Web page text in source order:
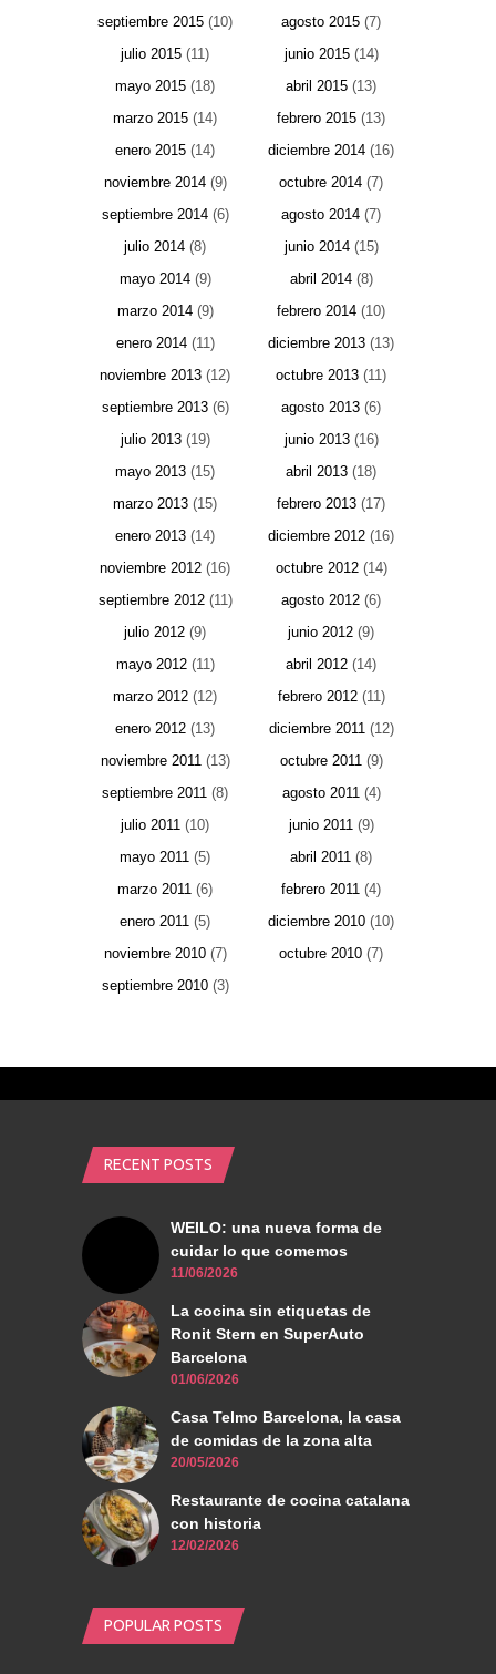
septiembre 2015 (10) agosto 2015 (7)
julio 2015 (11) junio 2015(14)
mayo 2015 (18) abril 2015 (13)
marzo 2015 (14) febrero 2015 (13)
enero 2015 (14) diciembre 2014 (16)
noviembre 2014(9) octubre 2014 (7)
septiembre 2014(6) agosto 2014 (7)
julio 2014 (8) junio 2014(15)
mayo 2014(9) abril 2014(8)
marzo 2014(9) febrero 2014 (10)
enero 2014(11) diciembre 2013 (13)
noviembre 2013 (12) octubre 2013 (11)
septiembre 2013(6) agosto 2013 (6)
julio 2013(19) junio 2013(16)
mayo 2013 (15) abril 2013 (18)
marzo 2013 (15) febrero 2013 (17)
enero 2013 (14) diciembre 2012 (16)
noviembre 2012 (16) octubre 2012(14)
septiembre 2012(11) agosto 2012 (6)
julio 2012 (9) junio 2012 (9)
mayo 2012(11) abril 2012 (14)
marzo 2012 (12) febrero 2012(11)
enero 2012 (13) diciembre 2011(12)
noviembre 2011(13) octubre 2011(9)
septiembre 2011 (8) agosto 2011(4)
julio 2011 (10) junio 2011(9)
mayo 2011 (5) abril 2011 (8)
marzo 2011 (6) febrero 2011 (4)
enero 2011 (5) diciembre 2010 (10)
noviembre 2010(7) octubre 2010 (7)
septiembre 2010(3)
RECENT POSTS
WEILO: una nueva forma de
cuidar lo que comemos
11/06/2026
La cocina sin etiquetas de
Ronit Stern en SuperAuto
Barcelona
01/06/2026
Casa Telmo Barcelona, la casa
de comidas de la zona alta
20/05/2026
Restaurante de cocina catalana
con historia
12/02/2026
POPULAR POSTS